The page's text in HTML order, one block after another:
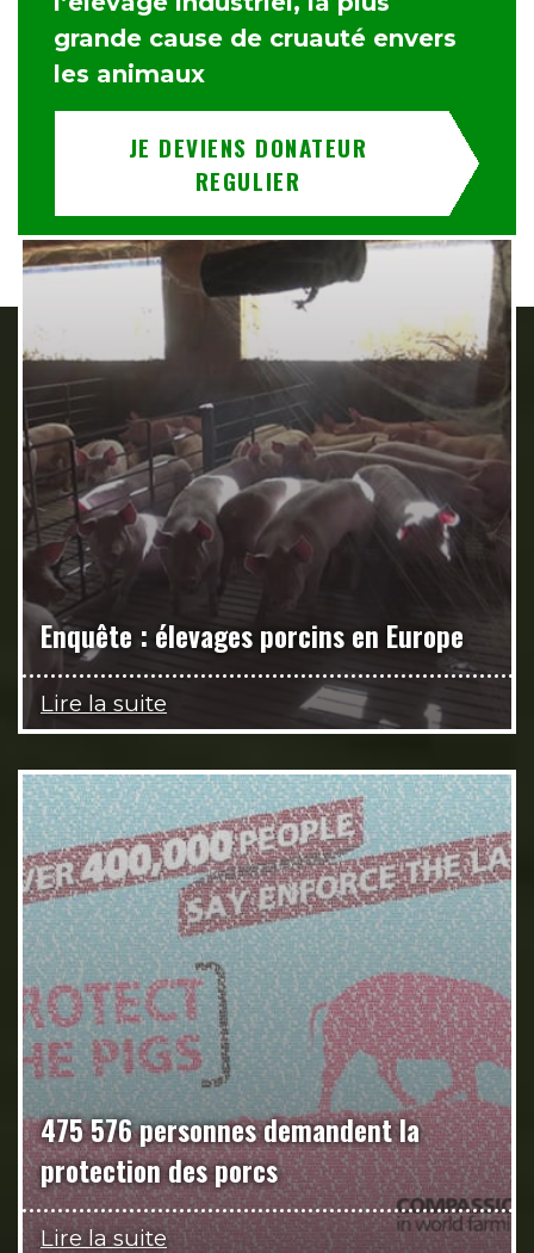
grande cause de cruauté envers
les animaux
JE DEVIENS DONATEUR
REGULIER
Enquête : élevages porcins en Europe
Lire la suite
475 576 personnes demandent la
protection des porcs
Lire la suite